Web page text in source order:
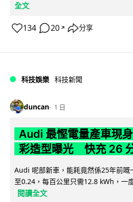
全文
134 20 ↗ 分享
科技娛樂 科技新聞
duncan 1 日
Audi 最慳電量產車現
彩造型曝光 快充 26
Audi 呢部新車，能耗竟然係25年前
至0.24，每百公里只需12.8 kWh，一
閱讀全文